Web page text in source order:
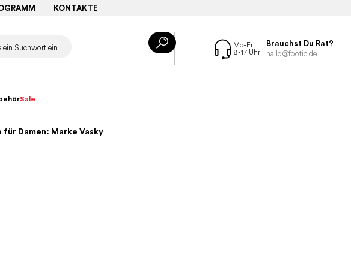
KONTAKTE
Brauchst Du Rat?
hallo@footic.de
Sale
für Damen: Marke Vasky